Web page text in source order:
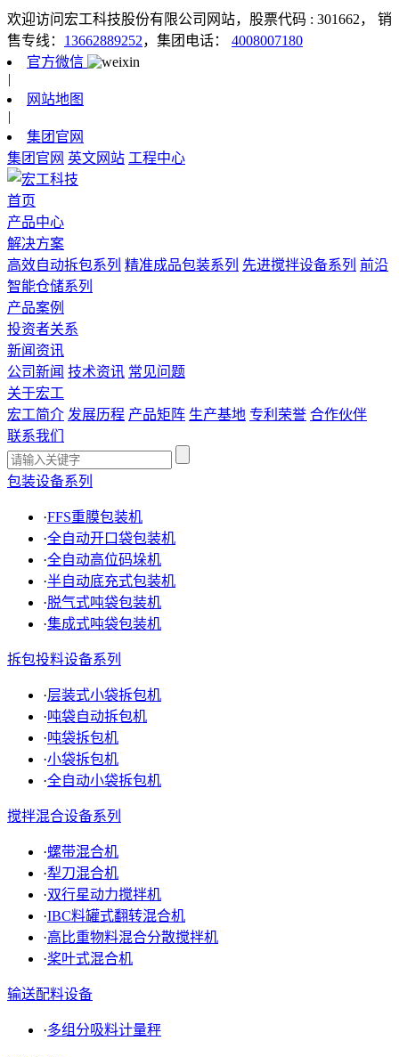
欢迎访问宏工科技股份有限公司网站，股票代码 : 301662，
销
售专线： 13662889252，集团电话： 4008007180
官方微信
|
网站地图
|
集团官网
集团官网 英文网站 工程中心
首页
产品中心
解决方案
高效自动拆包系列 精准成品包装系列 先进搅拌设备系列 前沿
智能仓储系列
产品案例
投资者关系
新闻资讯
公司新闻 技术资讯 常见问题
关于宏工
宏工简介 发展历程 产品矩阵 生产基地 专利荣誉 合作伙伴
联系我们
包装设备系列
·FFS重膜包装机
·全自动开口袋包装机
·全自动高位码垛机
·半自动底充式包装机
·脱气式吨袋包装机
·集成式吨袋包装机
拆包投料设备系列
·层装式小袋拆包机
·吨袋自动拆包机
·吨袋拆包机
·小袋拆包机
·全自动小袋拆包机
搅拌混合设备系列
·螺带混合机
·犁刀混合机
·双行星动力搅拌机
·IBC料罐式翻转混合机
·高比重物料混合分散搅拌机
·桨叶式混合机
输送配料设备
·多组分吸料计量秤